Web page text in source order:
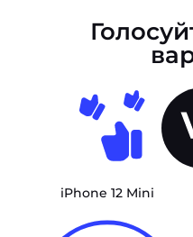
iPhone 12 Mini